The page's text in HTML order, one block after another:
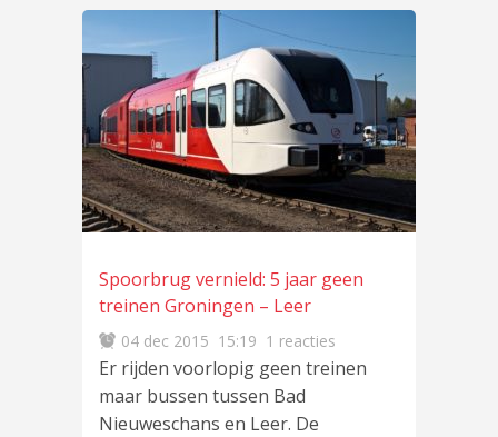
Spoorbrug vernield: 5 jaar geen
treinen Groningen – Leer
04 dec 2015 15:19 1 reacties
Er rijden voorlopig geen treinen
maar bussen tussen Bad
Nieuweschans en Leer. De